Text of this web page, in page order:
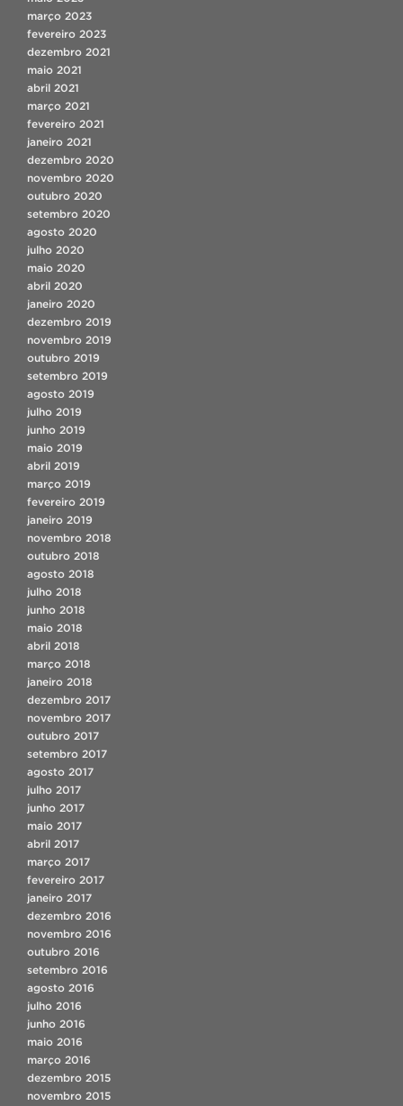
março 2023
fevereiro 2023
dezembro 2021
maio 2021
abril 2021
março 2021
fevereiro 2021
janeiro 2021
dezembro 2020
novembro 2020
outubro 2020
setembro 2020
agosto 2020
julho 2020
maio 2020
abril 2020
janeiro 2020
dezembro 2019
novembro 2019
outubro 2019
setembro 2019
agosto 2019
julho 2019
junho 2019
maio 2019
abril 2019
março 2019
fevereiro 2019
janeiro 2019
novembro 2018
outubro 2018
agosto 2018
julho 2018
junho 2018
maio 2018
abril 2018
março 2018
janeiro 2018
dezembro 2017
novembro 2017
outubro 2017
setembro 2017
agosto 2017
julho 2017
junho 2017
maio 2017
abril 2017
março 2017
fevereiro 2017
janeiro 2017
dezembro 2016
novembro 2016
outubro 2016
setembro 2016
agosto 2016
julho 2016
junho 2016
maio 2016
março 2016
dezembro 2015
novembro 2015